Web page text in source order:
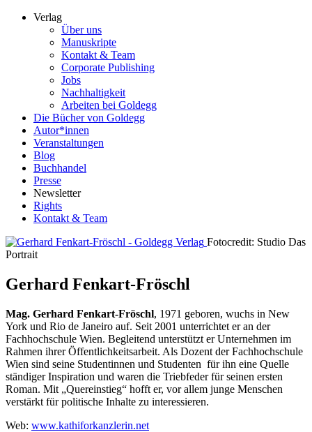
Verlag
Über uns
Manuskripte
Kontakt & Team
Corporate Publishing
Jobs
Nachhaltigkeit
Arbeiten bei Goldegg
Die Bücher von Goldegg
Autor*innen
Veranstaltungen
Blog
Buchhandel
Presse
Newsletter
Rights
Kontakt & Team
Fotocredit: Studio Das
Portrait
Gerhard Fenkart-Fröschl
Mag. Gerhard Fenkart-Fröschl, 1971 geboren, wuchs in New
York und Rio de Janeiro auf. Seit 2001 unterrichtet er an der
Fachhochschule Wien. Begleitend unterstützt er Unternehmen im
Rahmen ihrer Öffentlichkeitsarbeit. Als Dozent der Fachhochschule
Wien sind seine Studentinnen und Studenten für ihn eine Quelle
ständiger Inspiration und waren die Triebfeder für seinen ersten
Roman. Mit „Quereinstieg“ hofft er, vor allem junge Menschen
verstärkt für politische Inhalte zu interessieren.
Web: www.kathiforkanzlerin.net